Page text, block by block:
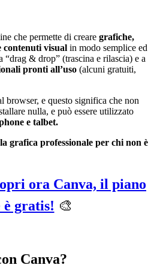
che permette di creare grafiche,
contenuti visual in modo semplice ed
“drag & drop” (trascina e rilascia) e a
pronti all’uso (alcuni gratuiti,
browser, e questo significa che non
nulla, e può essere utilizzato
e talbet.
grafica professionale per chi non è
ora Canva, il piano
è gratis! 🎨
Canva?